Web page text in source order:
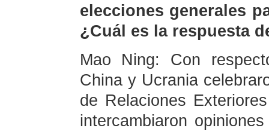
elecciones generales
¿Cuál es la respuesta
Mao Ning: Con
China y Ucrania
de Relaciones
intercambiaron